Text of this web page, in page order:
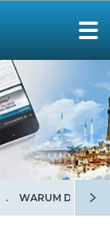
WARUM DIE